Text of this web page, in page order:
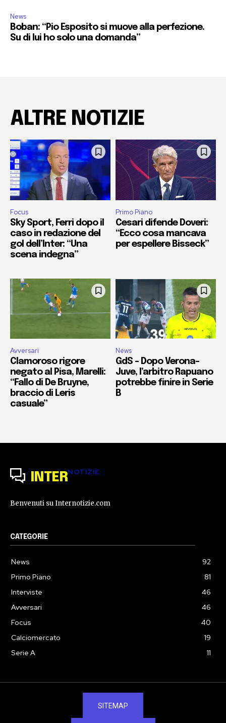
News
Boban: “Pio Esposito si muove alla perfezione.
Su di lui ho solo una domanda”
ALTRE NOTIZIE
Focus
Sky Sport, Ferri dopo il
caso in redazione del
gol dell’Inter: “Una
scena indegna”
Primo Piano
Cesari difende Doveri:
“Ecco cosa mancava
per espellere Bisseck”
Avversari
Clamoroso rigore
negato al Pisa, Marelli:
“Fallo di De Bruyne,
braccio di Leris
casuale”
News
GdS – Dopo Verona-
Juve, l’arbitro Rapuano
potrebbe finire in Serie
B
INTERNOTIZIE
Benvenuti su Internotizie.com
CATEGORIE
News
92
Primo Piano
81
Interviste
46
Avversari
46
Focus
40
Calciomercato
19
Serie A
11
SITEMAP